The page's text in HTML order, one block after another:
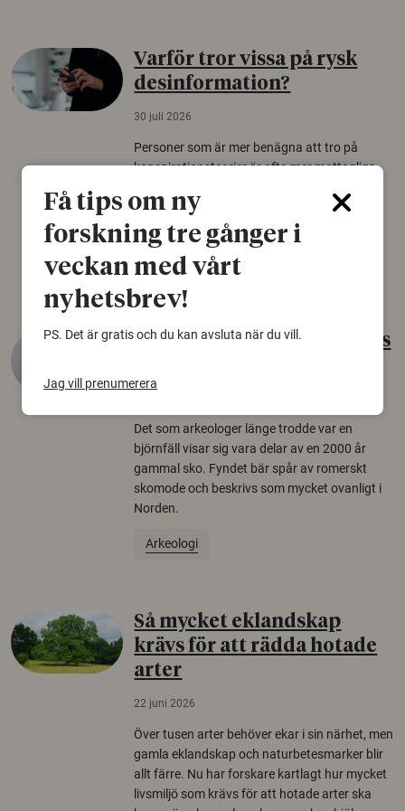
Varför tror vissa på rysk
desinformation?
30 juli 2026
Personer som är mer benägna att tro på
konspirationsteorier är ofta mer mottagliga
från Försvarshögskolan med deltagare i fyra
europeiska länder.
Säkerhetspolitik
Gammalt skinn var Sveriges
Det som arkeologer länge trodde var en
björnfäll visar sig vara delar av en 2000 år
gammal sko. Fyndet bär spår av romerskt
skomode och beskrivs som mycket ovanligt i
Norden.
Arkeologi
Så mycket eklandskap
krävs för att rädda hotade
arter
22 juni 2026
Över tusen arter behöver ekar i sin närhet, men
gamla eklandskap och naturbetesmarker blir
allt färre. Nu har forskare kartlagt hur mycket
livsmiljö som krävs för att hotade arter ska
Få tips om ny
forskning tre gånger i
veckan med vårt
nyhetsbrev!
PS. Det är gratis och du kan avsluta när du vill.
Jag vill prenumerera